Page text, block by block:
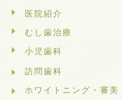
医院紹介
むし歯治療
小児歯科
訪問歯科
ホワイトニング・審美